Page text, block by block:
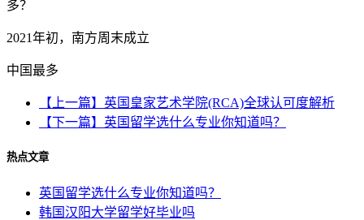
多？
2021年初，南方周末成立
中国最多
【上一篇】英国皇家艺术学院(RCA)全球认可度解析
【下一篇】英国留学选什么专业你知道吗？
热点文章
英国留学选什么专业你知道吗？
韩国汉阳大学留学好毕业吗